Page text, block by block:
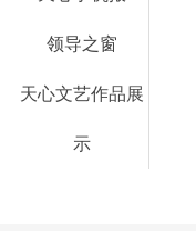
领导之窗
天心文艺作品展
示